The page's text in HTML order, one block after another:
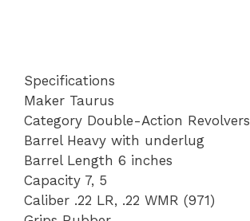
Specifications
Maker Taurus
Category Double-Action Revolvers
Barrel Heavy with underlug
Barrel Length 6 inches
Capacity 7, 5
Caliber .22 LR, .22 WMR (971)